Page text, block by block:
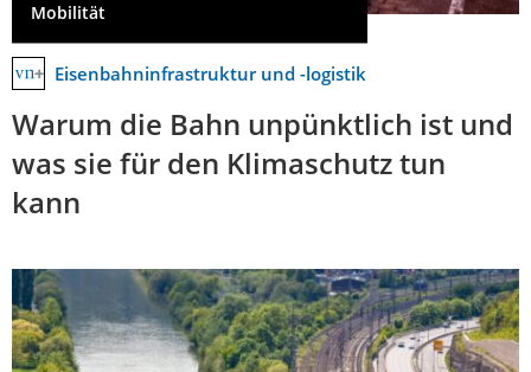
Mobilität
Eisenbahninfrastruktur und -logistik
Warum die Bahn unpünktlich ist und
was sie für den Klimaschutz tun
kann